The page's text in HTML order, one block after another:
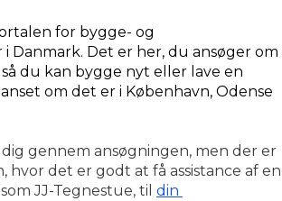
for bygge- og
Danmark. Det er her, du ansøger om
du kan bygge nyt eller lave en
om det er i København, Odense
gennem ansøgningen, men der er
hvor det er godt at få assistance af en
JJ-Tegnestue, til din